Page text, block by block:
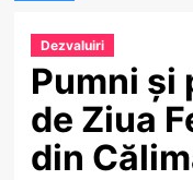
Dezvaluiri
Pumni și
de Ziua
din